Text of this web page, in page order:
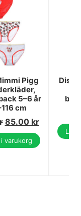
Pigg
5–6 år
cm
85.00 kr
varukorg